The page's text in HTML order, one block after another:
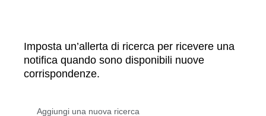
Imposta un’allerta di ricerca per ricevere una
notifica quando sono disponibili nuove
corrispondenze.